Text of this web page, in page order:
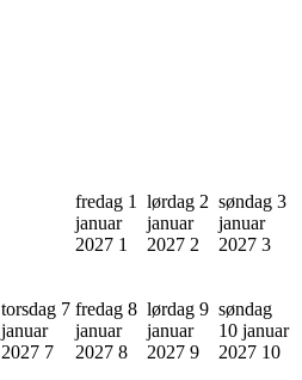
fredag 1
januar
2027 1
lørdag 2
januar
2027 2
søndag 3
januar
2027 3
torsdag 7
januar
2027 7
fredag 8
januar
2027 8
lørdag 9
januar
2027 9
søndag
10 januar
2027 10